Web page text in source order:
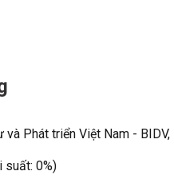
và Phát triển Việt Nam -
suất: 0%)